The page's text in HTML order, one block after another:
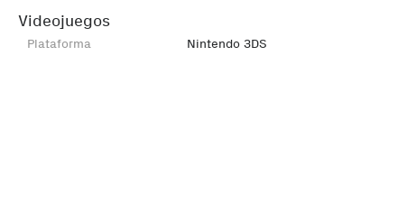
Videojuegos
Plataforma Nintendo 3DS